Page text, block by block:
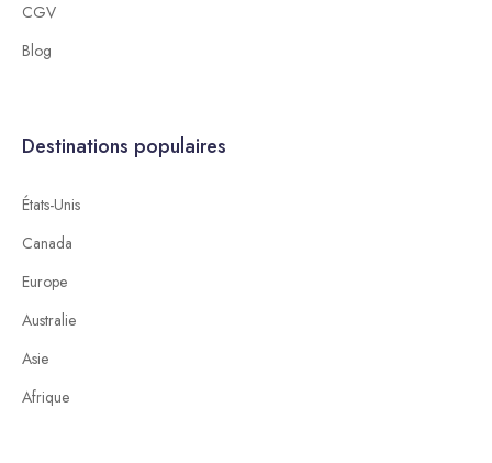
CGV
Blog
Destinations populaires
États-Unis
Canada
Europe
Australie
Asie
Afrique